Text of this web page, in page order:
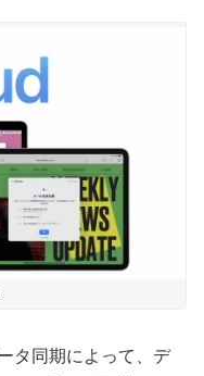
タ同期によって、デ